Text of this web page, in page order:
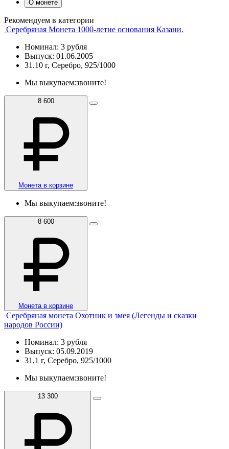
О монете
Рекомендуем в категории
Серебряная Монета 1000-летие основания Казани.
Номинал: 3 рубля
Выпуск: 01.06.2005
31.10 г, Серебро, 925/1000
Мы выкупаем:звоните!
8 600
Монета в корзине
Мы выкупаем:звоните!
8 600
Монета в корзине
Серебряная монета Охотник и змея (Легенды и сказки
народов России)
Номинал: 3 рубля
Выпуск: 05.09.2019
31,1 г, Серебро, 925/1000
Мы выкупаем:звоните!
13 300